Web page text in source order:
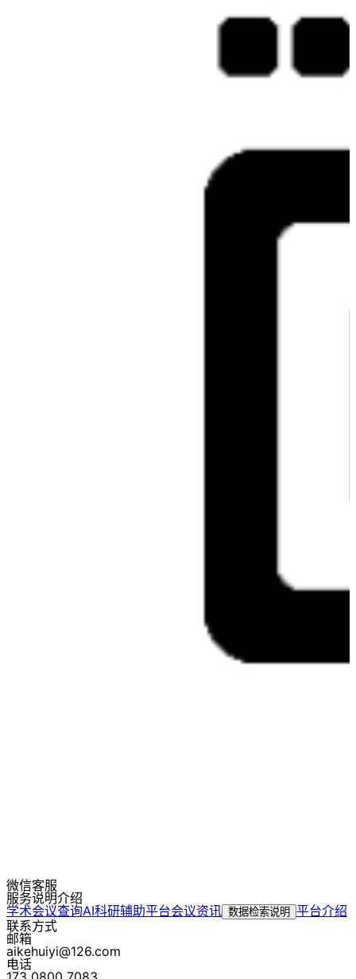
微信客服
服务说明介绍
学术会议查询AI科研辅助平台会议资讯 数据检索说明 平台介绍
联系方式
邮箱
aikehuiyi@126.com
电话